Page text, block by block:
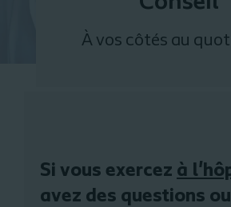
À vos côtés au
Si vous exercez à
avez des questions